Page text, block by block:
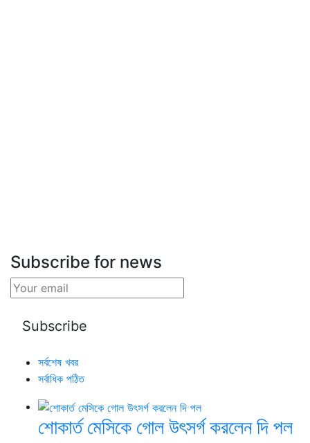
Subscribe for news
সর্বশেষ খবর
সর্বাধিক পঠিত
শোকার্ত মেসিকে গোল উৎসর্গ করলেন দি পল